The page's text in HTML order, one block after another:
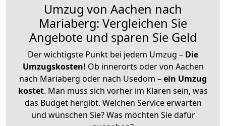
Umzug von Aachen nach
Mariaberg: Vergleichen Sie
Angebote und sparen Sie Geld
Der wichtigste Punkt bei jedem Umzug – Die
Umzugskosten! Ob innerorts oder von Aachen
nach Mariaberg oder nach Usedom –ein Umzug
kostet. Man muss sich vorher im Klaren sein, was
das Budget hergibt. Welchen Service erwarten
und wünschen Sie? Was möchten Sie dafür